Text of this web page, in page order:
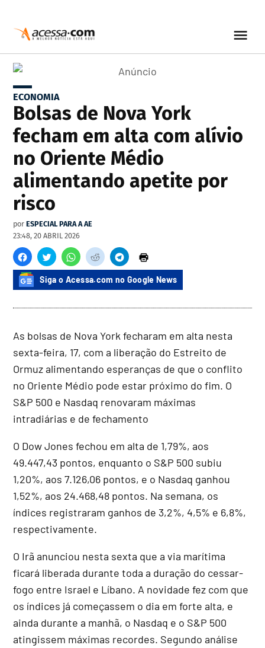
ECONOMIA
Bolsas de Nova York
fecham em alta com alívio
no Oriente Médio
alimentando apetite por
risco
por ESPECIAL PARA A AE
23:48, 20 ABRIL 2026
Siga o Acessa.com no Google News
As bolsas de Nova York fecharam em alta nesta
sexta-feira, 17, com a liberação do Estreito de
Ormuz alimentando esperanças de que o conflito
no Oriente Médio pode estar próximo do fim. O
S&P 500 e Nasdaq renovaram máximas
intradiárias e de fechamento
O Dow Jones fechou em alta de 1,79%, aos
49.447,43 pontos, enquanto o S&P 500 subiu
1,20%, aos 7.126,06 pontos, e o Nasdaq ganhou
1,52%, aos 24.468,48 pontos. Na semana, os
índices registraram ganhos de 3,2%, 4,5% e 6,8%,
respectivamente.
O Irã anunciou nesta sexta que a via marítima
ficará liberada durante toda a duração do cessar-
fogo entre Israel e Líbano. A novidade fez com que
os índices já começassem o dia em forte alta, e
ainda durante a manhã, o Nasdaq e o S&P 500
atingissem máximas recordes. Segundo análise